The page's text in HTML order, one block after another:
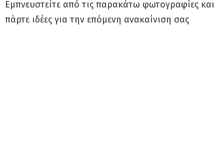
Εμπνευστείτε από τις παρακάτω φωτογραφίες και
πάρτε ιδέες για την επόμενη ανακαίνιση σας